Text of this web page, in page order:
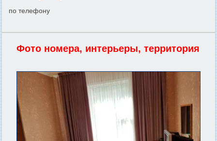
по телефону
Фото номера, интерьеры, территория